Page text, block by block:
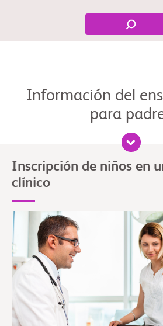
Información del
para
Inscripción de niños en
clínico